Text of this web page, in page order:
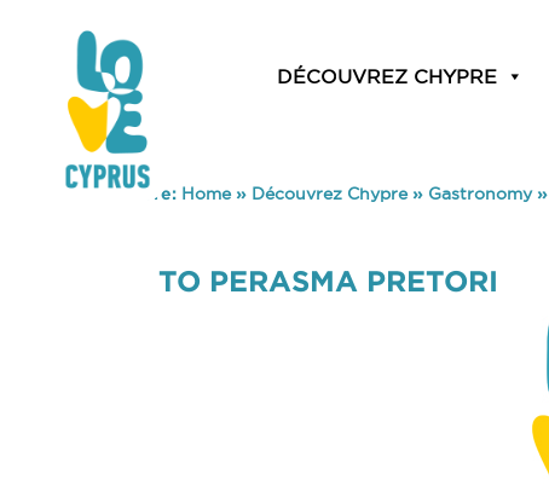
DÉCOUVREZ CHYPRE
You are here: Home» Découvrez Chypre» Gastronomy»
TO PERASMA PRETORI